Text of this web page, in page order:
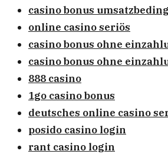
casino bonus
online casino seriös
casino bonus ohne
casino bonus ohne
888 casino
1go casino bonus
deutsches online casino
posido casino login
rant casino login